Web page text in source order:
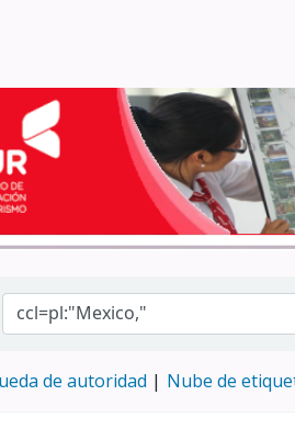
de autoridad Nube de